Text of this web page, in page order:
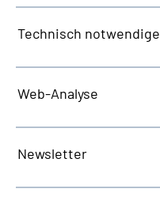
Technisch notwendige
Web-Analyse
Newsletter